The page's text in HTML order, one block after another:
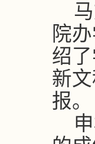
院
绍
新
报。